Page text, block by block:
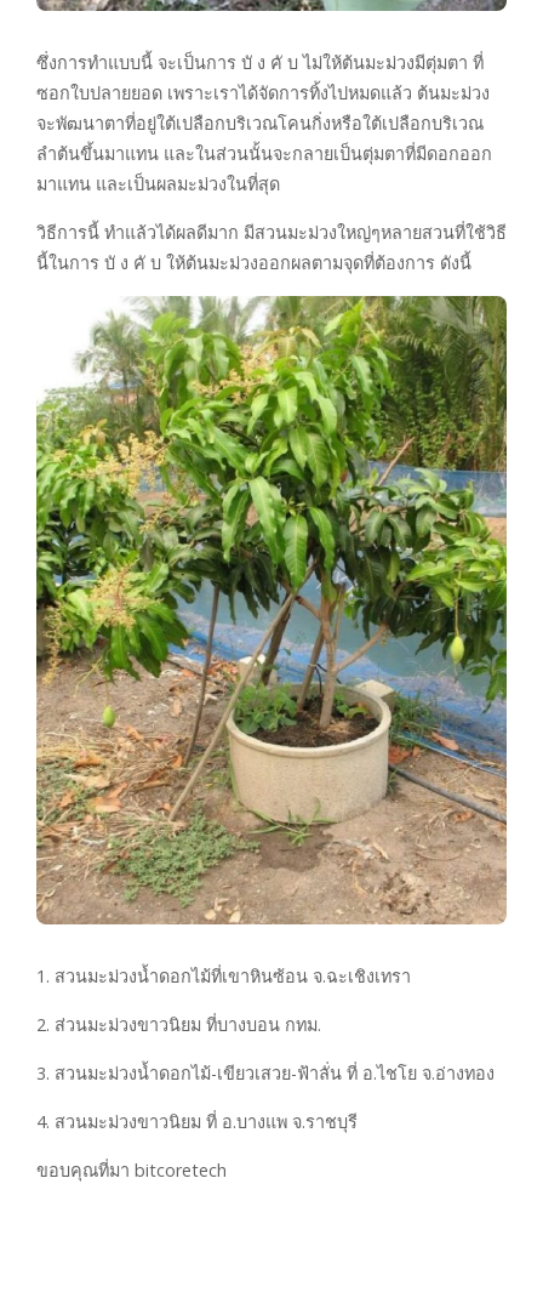
ซึ่งการทำแบบนี้ จะเป็นการ บั ง คั บ ไม่ให้ต้นมะม่วงมีตุ่มตา ที่
ซอกใบปลายยอด เพราะเราได้จัดการทิ้งไปหมดแล้ว ต้นมะม่วง
จะพัฒนาตาที่อยู่ใต้เปลือกบริเวณโคนกิ่งหรือใต้เปลือกบริเวณ
ลำต้นขึ้นมาแทน และในส่วนนั้นจะกลายเป็นตุ่มตาที่มีดอกออก
มาแทน และเป็นผลมะม่วงในที่สุด
วิธีการนี้ ทำแล้วได้ผลดีมาก มีสวนมะม่วงใหญ่ๆหลายสวนที่ใช้วิธี
นี้ในการ บั ง คั บ ให้ต้นมะม่วงออกผลตามจุดที่ต้องการ ดังนี้
1. สวนมะม่วงน้ำดอกไม้ที่เขาหินซ้อน จ.ฉะเชิงเทรา
2. ส่วนมะม่วงขาวนิยม ที่บางบอน กทม.
3. สวนมะม่วงน้ำดอกไม้-เขียวเสวย-ฟ้าลั่น ที่ อ.ไชโย จ.อ่างทอง
4. สวนมะม่วงขาวนิยม ที่ อ.บางแพ จ.ราชบุรี
ขอบคุณที่มา bitcoretech